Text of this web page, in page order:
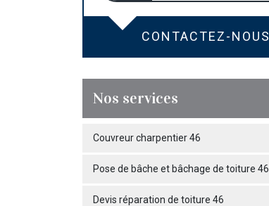
CONTACTEZ-NOUS
Nos services
Couvreur charpentier 46
Pose de bâche et bâchage de toiture 46
Devis réparation de toiture 46